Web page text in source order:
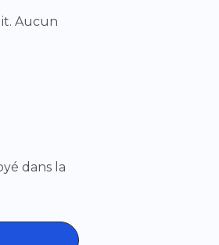
Aucun
dans la